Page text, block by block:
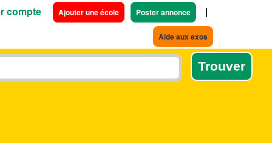
compte Ajouter une école Poster annonce |
Aide aux exos